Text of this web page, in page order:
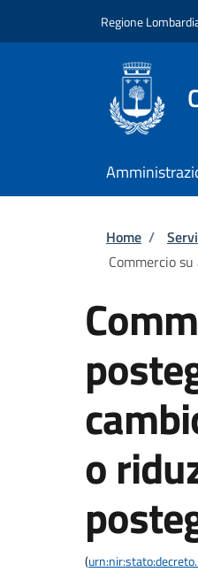
Regione
Home /
Commercio
o
(